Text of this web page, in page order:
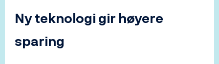
Ny teknologi gir høyere
sparing